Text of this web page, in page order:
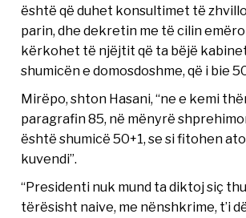
është që duhet konsultimet të
parin, dhe dekretin me të cilin
kërkohet të njëjtit që ta bëjë
shumicën e domosdoshme, që i bie
Mirëpo, shton Hasani, “ne e kemi
paragrafin 85, në mënyrë
është shumicë 50+1, se si fitohen
kuvendi”.
“Presidenti nuk mund ta diktoj siç
tërësisht naive, me nënshkrime, t’i